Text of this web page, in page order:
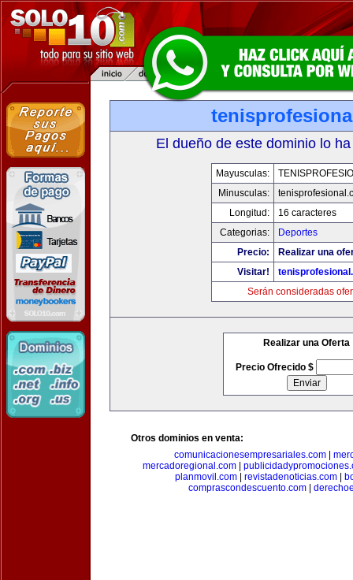
El dueño de este dominio lo
Mayusculas:
Minusculas:
Longitud:
16 caracteres
Categorias:
Deportes
Precio:
Realizar una
Visitar!
Serán consideradas
Realizar una Oferta
Precio Ofrecido $
Otros dominios en venta:
comunicacionesempresariales.com
mercadoregional.com
planmovil.com| revistadenoticias.com|
comprascondescuento.com|